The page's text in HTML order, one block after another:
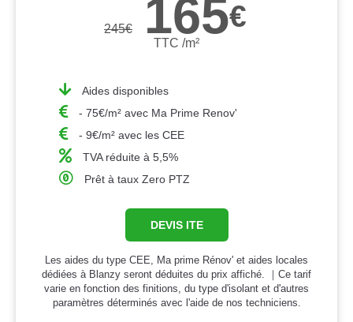
245€ 165€
TTC /m²
Aides disponibles
- 75€/m² avec Ma Prime Renov'
- 9€/m² avec les CEE
TVA réduite à 5,5%
Prêt à taux Zero PTZ
DEVIS ITE
Les aides du type CEE, Ma prime Rénov' et aides locales
dédiées à Blanzy seront déduites du prix affiché. ｜Ce tarif
varie en fonction des finitions, du type d'isolant et d'autres
paramètres déterminés avec l'aide de nos techniciens.